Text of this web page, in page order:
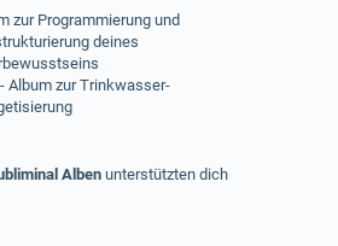
zur Programmierung und
deines
Album zur Trinkwasser-
Alben unterstützten dich